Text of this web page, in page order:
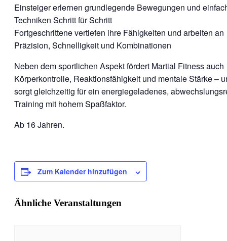
Einsteiger erlernen grundlegende Bewegungen und
Techniken Schritt für Schritt
Fortgeschrittene vertiefen ihre Fähigkeiten und arbeiten an
Präzision, Schnelligkeit und Kombinationen
Neben dem sportlichen Aspekt fördert Martial Fitness auch
Körperkontrolle, Reaktionsfähigkeit und mentale Stärke –
sorgt gleichzeitig für ein energiegeladenes,
Training mit hohem Spaßfaktor.
Ab 16 Jahren.
Zum Kalender hinzufügen
Ähnliche Veranstaltungen